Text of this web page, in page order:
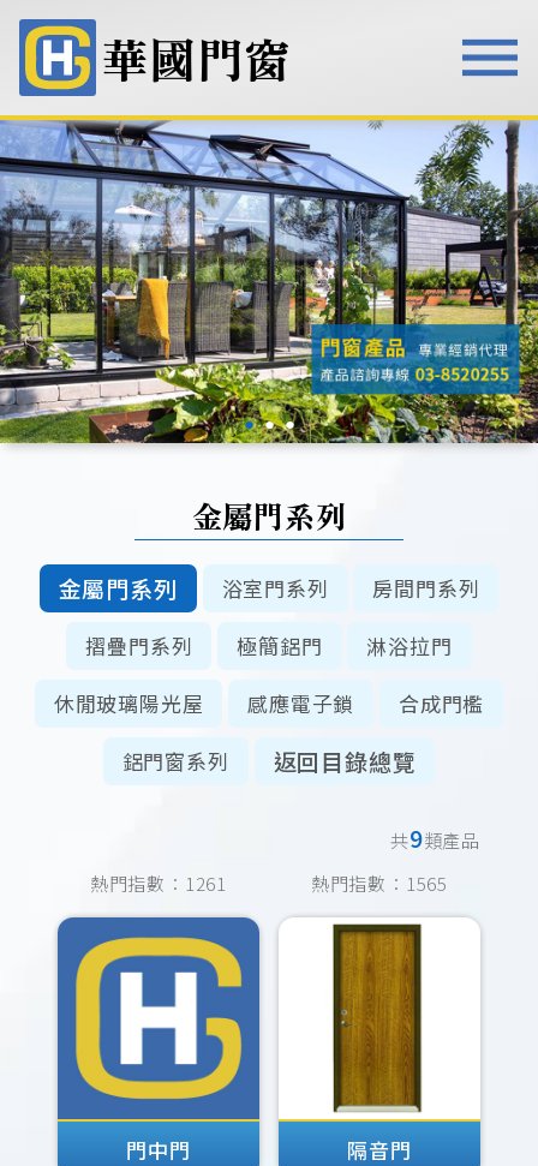
華國門窗
● ● ●
金屬門系列
金屬門系列 浴室門系列
房間門系列
摺疊門系列
極簡鋁門
淋浴拉門
休閒玻璃陽光屋
感應電子鎖
合成門檻
鋁門窗系列
返回目錄總覽
共9類產品
熱門指數：1261
門中門
熱門指數：1565
隔音門
華國門窗